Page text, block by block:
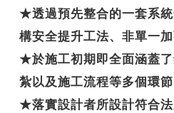
★透過預先整合的一套系
構安全提升工法、非單一加
★於施工初期即全面涵蓋
紮以及施工流程等多個環節
★落實設計者所設計符合